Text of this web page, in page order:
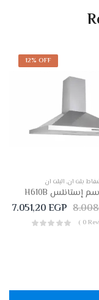
12% OFF
بلت ان,البلت ان
7.051,20EGP
( 0